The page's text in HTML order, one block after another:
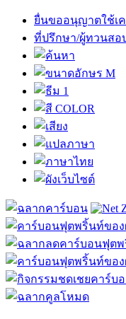
ยื่นขออนุญาตใช้เ
ที่ปรึกษา/ผู้ทวนสอ